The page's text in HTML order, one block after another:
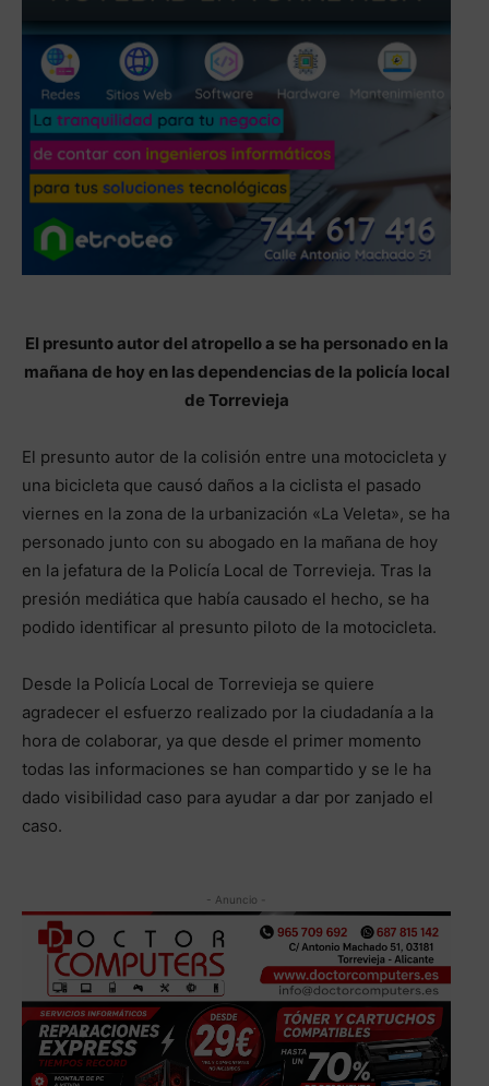
El presunto autor del atropello a se ha personado en la
mañana de hoy en las dependencias de la policía local
de Torrevieja
El presunto autor de la colisión entre una motocicleta y
una bicicleta que causó daños a la ciclista el pasado
viernes en la zona de la urbanización «La Veleta», se ha
personado junto con su abogado en la mañana de hoy
en la jefatura de la Policía Local de Torrevieja. Tras la
presión mediática que había causado el hecho, se ha
podido identificar al presunto piloto de la motocicleta.
Desde la Policía Local de Torrevieja se quiere
agradecer el esfuerzo realizado por la ciudadanía a la
hora de colaborar, ya que desde el primer momento
todas las informaciones se han compartido y se le ha
dado visibilidad caso para ayudar a dar por zanjado el
caso.
- Anuncio -